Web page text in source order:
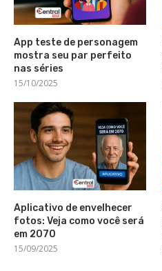
App teste de personagem
mostra seu par perfeito
nas séries
15/10/2025
Aplicativo de envelhecer
fotos: Veja como você será
em 2070
15/09/2025